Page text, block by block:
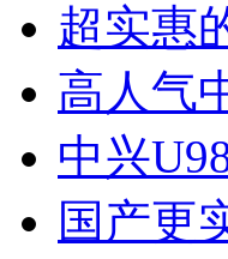
超实惠
高人气
中兴
国产更